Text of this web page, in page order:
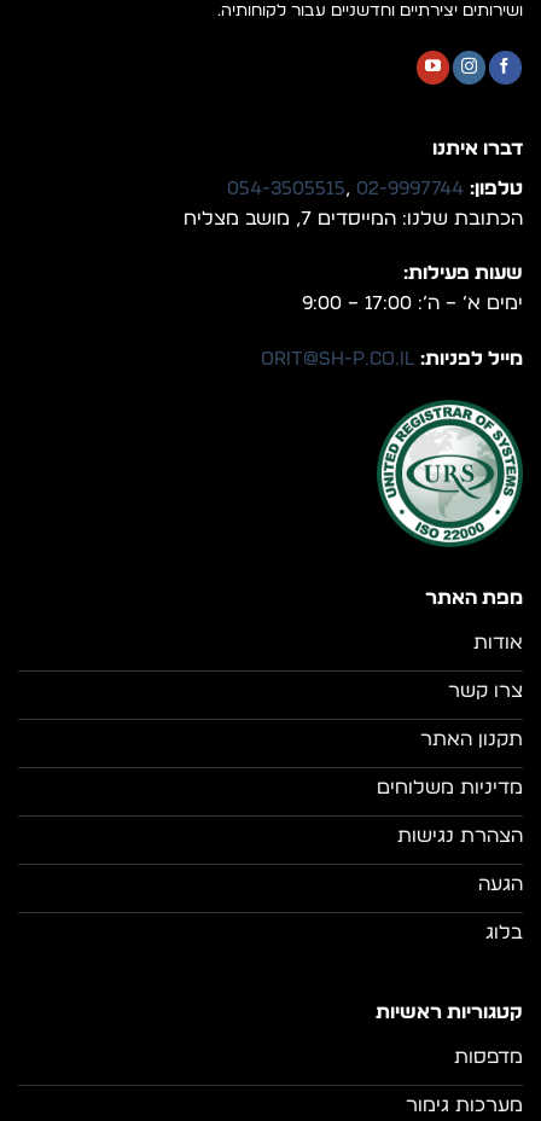
ושירותים יצירתיים וחדשניים עבור לקוחותיה.
מפת האתר
אודות
צרו קשר
תקנון האתר
מדיניות משלוחים
הצהרת נגישות
הגעה
בלוג
קטגוריות ראשיות
מדפסות
מערכות גימור
דברו איתנו
טלפון: 02-9997744
,
054-3505515
הכתובת שלנו: המייסדים 7, מושב מצליח
שעות פעילות:
ימים א’ – ה’: 17:00 – 9:00
מייל לפניות: orit@sh-p.co.il